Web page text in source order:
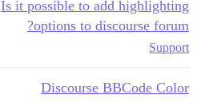
İs it possible to add highlighting
options to discourse forum?
Support
Discourse BBCode Color